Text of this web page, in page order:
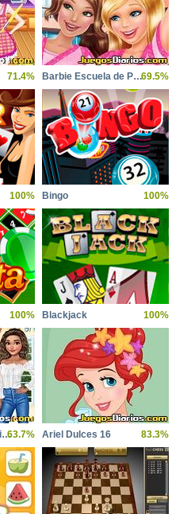
71.4% Barbie Escuela de Princesas69.5%
100% Bingo 100%
100% Blackjack 100%
Island princess fashion blogging63.7% Ariel Dulces 16 83.3%